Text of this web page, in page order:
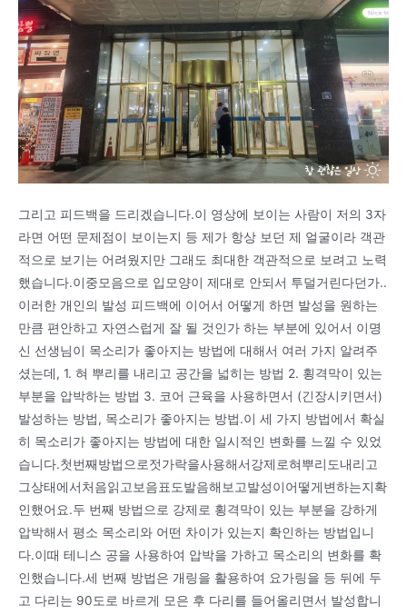
그리고 피드백을 드리겠습니다.이 영상에 보이는 사람이 저의 3자
라면 어떤 문제점이 보이는지 등 제가 항상 보던 제 얼굴이라 객관
적으로 보기는 어려웠지만 그래도 최대한 객관적으로 보려고 노력
했습니다.이중모음으로 입모양이 제대로 안되서 투덜거린다던가..
이러한 개인의 발성 피드백에 이어서 어떻게 하면 발성을 원하는
만큼 편안하고 자연스럽게 잘 될 것인가 하는 부분에 있어서 이명
신 선생님이 목소리가 좋아지는 방법에 대해서 여러 가지 알려주
셨는데, 1. 혀 뿌리를 내리고 공간을 넓히는 방법 2. 횡격막이 있는
부분을 압박하는 방법 3. 코어 근육을 사용하면서 (긴장시키면서)
발성하는 방법, 목소리가 좋아지는 방법.이 세 가지 방법에서 확실
히 목소리가 좋아지는 방법에 대한 일시적인 변화를 느낄 수 있었
습니다.첫번째방법으로젓가락을사용해서강제로혀뿌리도내리고
그상태에서처음읽고보음표도발음해보고발성이어떻게변하는지확
인했어요.두 번째 방법으로 강제로 횡격막이 있는 부분을 강하게
압박해서 평소 목소리와 어떤 차이가 있는지 확인하는 방법입니
다.이때 테니스 공을 사용하여 압박을 가하고 목소리의 변화를 확
인했습니다.세 번째 방법은 개링을 활용하여 요가링을 등 뒤에 두
고 다리는 90도로 바르게 모은 후 다리를 들어올리면서 발성합니